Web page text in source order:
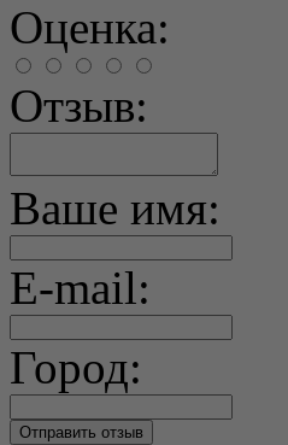
Оценка:
Отзыв:
Ваше имя:
E-mail:
Город: